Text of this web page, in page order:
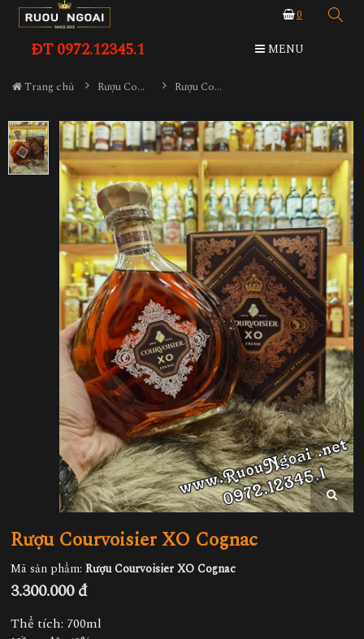
0
ĐT 0972.12345.1 MENU
Trang chủ Rượu Cognac Rượu Courvoisier XO Cognac
Rượu Courvoisier XO Cognac
Mã sản phẩm: Rượu Courvoisier XO Cognac
3.300.000 đ
Thể tích: 700ml